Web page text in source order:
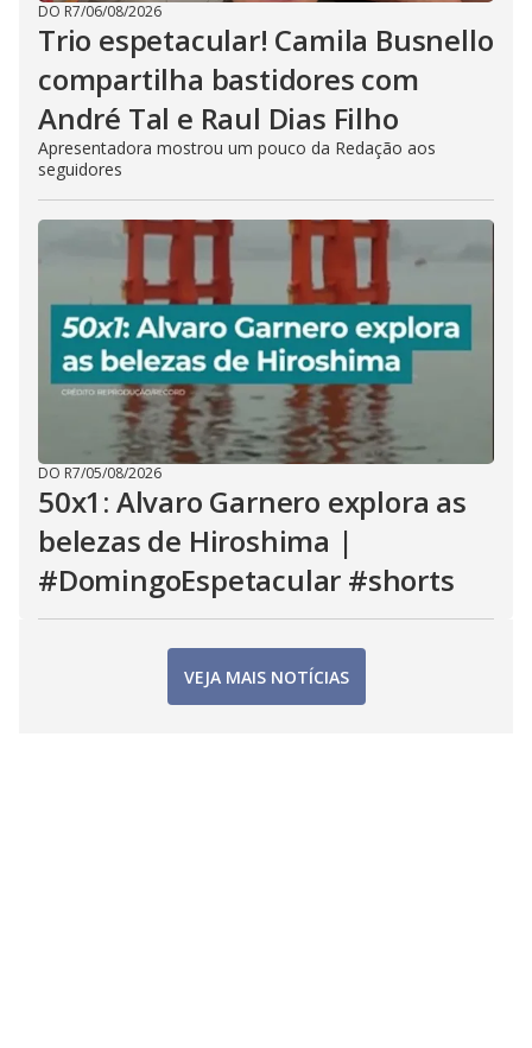
DO R7/06/08/2026
Trio espetacular! Camila Busnello
compartilha bastidores com
André Tal e Raul Dias Filho
Apresentadora mostrou um pouco da Redação aos
seguidores
DO R7/05/08/2026
50x1: Alvaro Garnero explora as
belezas de Hiroshima |
#DomingoEspetacular #shorts
VEJA MAIS NOTÍCIAS